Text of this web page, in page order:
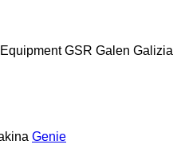
GSR Galen Galizia
Genie